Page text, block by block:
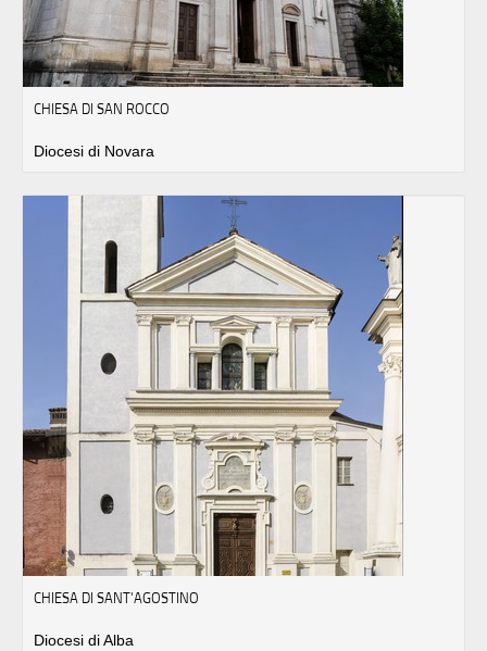
CHIESA DI SAN ROCCO
Diocesi di Novara
CHIESA DI SANT'AGOSTINO
Diocesi di Alba